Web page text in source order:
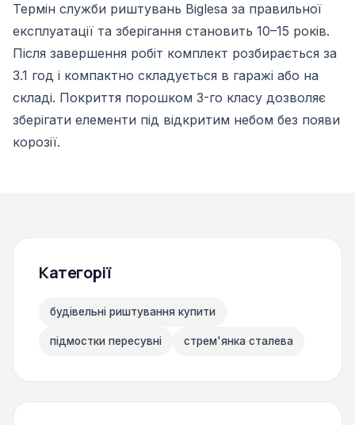
Термін служби риштувань Biglesa за правильної
експлуатації та зберігання становить 10–15 років.
Після завершення робіт комплект розбирається за
3.1 год і компактно складується в гаражі або на
складі. Покриття порошком 3-го класу дозволяє
зберігати елементи під відкритим небом без появи
корозії.
Категорії
будівельні риштування купити
підмостки пересувні стрем'янка сталева